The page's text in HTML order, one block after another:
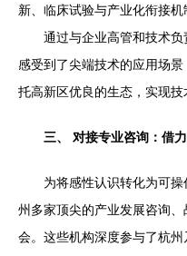
新、临床试验与产业化衔接机
通过与企业高管和技术
感受到了尖端技术的应用场
托高新区优良的生态，实现技
三、 对接专业咨询：借
为将感性认识转化为可
州多家顶尖的产业发展咨询
会。这些机构深度参与了杭